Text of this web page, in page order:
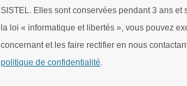
SISTEL. Elles sont conservées pendant 3 ans
la loi « informatique et libertés », vous pouvez
concernant et les faire rectifier en nous
politique de confidentialité.